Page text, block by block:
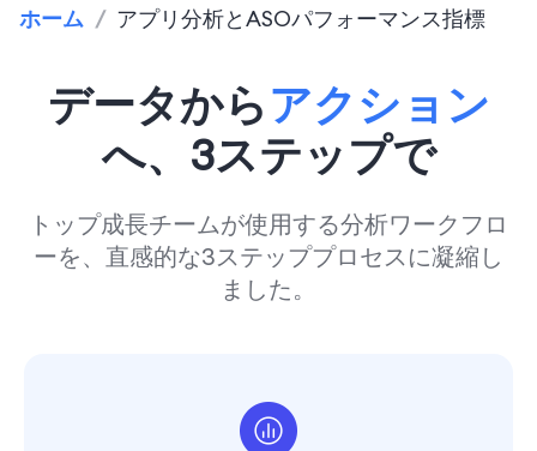
ホーム / アプリ分析とASOパフォーマンス指標
データからアクション
へ、3ステップで
トップ成長チームが使用する分析ワークフロ
ーを、直感的な3ステッププロセスに凝縮し
ました。